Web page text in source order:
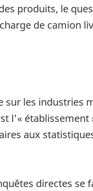
produits, le
de camion
sur les industries
l'« établissement
aux
directes se